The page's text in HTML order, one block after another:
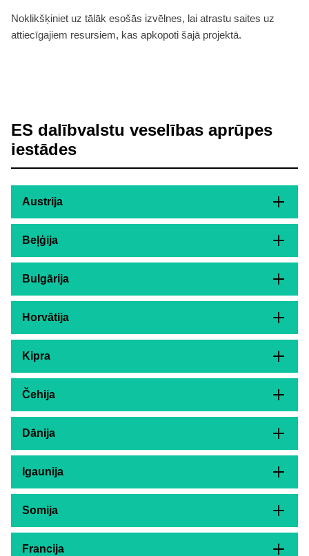
Noklikšķiniet uz tālāk esošās izvēlnes, lai atrastu saites uz
attiecīgajiem resursiem, kas apkopoti šajā projektā.
ES dalībvalstu veselības aprūpes
iestādes
Austrija
Beļģija
Bulgārija
Horvātija
Kipra
Čehija
Dānija
Igaunija
Somija
Francija